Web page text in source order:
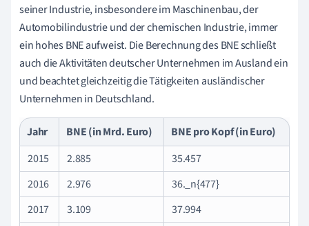
seiner Industrie, insbesondere im Maschinenbau, der
Automobilindustrie und der chemischen Industrie, immer
ein hohes BNE aufweist. Die Berechnung des BNE schließt
auch die Aktivitäten deutscher Unternehmen im Ausland ein
und beachtet gleichzeitig die Tätigkeiten ausländischer
Unternehmen in Deutschland.
Jahr BNE (in Mrd. Euro)
BNE pro Kopf (in Euro)
2015
2.885
35.457
2016
2.976
36._n{477}
2017
3.109
37.994